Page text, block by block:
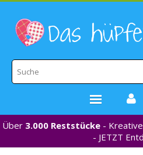
STOFFE
WEBBÄNDER
Über 3.000 Reststücke- Kreative
- JETZT